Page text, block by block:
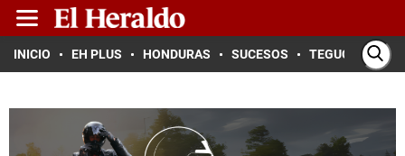
INICIO EH PLUS HONDURAS SUCESOS TEGUCIGALPA